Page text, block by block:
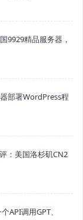
9929精品服务器，
部署WordPress程
：美国洛杉矶CN2
API调用GPT、